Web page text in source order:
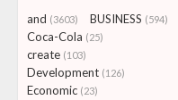
and (3603) BUSINESS (594)
Coca-Cola (25)
create (103)
Development (126)
Economic (23)